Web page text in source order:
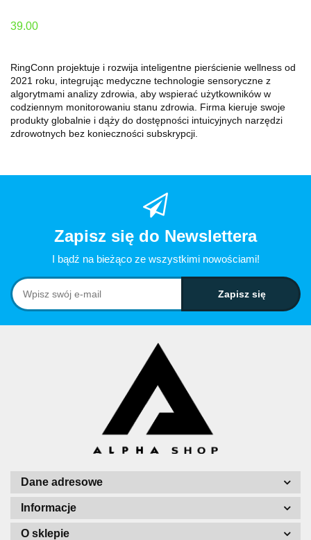
39.00
RingConn projektuje i rozwija inteligentne pierścienie wellness od
2021 roku, integrując medyczne technologie sensoryczne z
algorytmami analizy zdrowia, aby wspierać użytkowników w
codziennym monitorowaniu stanu zdrowia. Firma kieruje swoje
produkty globalnie i dąży do dostępności intuicyjnych narzędzi
zdrowotnych bez konieczności subskrypcji.
Zapisz się do Newslettera
I bądź na bieżąco ze wszystkimi nowościami!
Dane adresowe
Informacje
O sklepie